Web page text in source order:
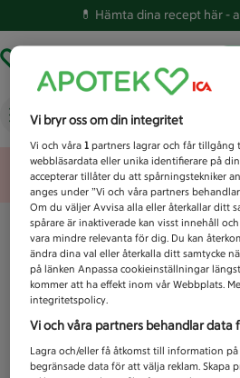
💊 Hämta dina recept här -
Vad letar du efter idag?
Unknown
Vi bryr oss om din integritet
Vi och våra1 partners lagrar och får tillgång
webbläsardata eller unika identifierare på
accepterar tillåter du att spårningstekniker
anges under ”Vi och våra partners
Om du väljer Avvisa alla eller återkallar ditt
spårare är inaktiverade kan visst innehåll
vara mindre relevanta för dig. Du kan
ändra dina val eller återkalla ditt samtycke
på länken Anpassa cookieinställningar
kommer att ha effekt inom vår Webbplats.
integritetspolicy.
Vi och våra partners behandlar data
Lagra och/eller få åtkomst till information
begränsade data för att välja reklam. Skapa